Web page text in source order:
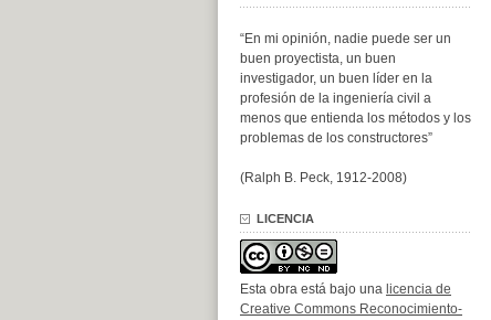
“En mi opinión, nadie puede ser un
buen proyectista, un buen
investigador, un buen líder en la
profesión de la ingeniería civil a
menos que entienda los métodos y los
problemas de los constructores”
(Ralph B. Peck, 1912-2008)
LICENCIA
Esta obra está bajo una licencia de
Creative Commons Reconocimiento-